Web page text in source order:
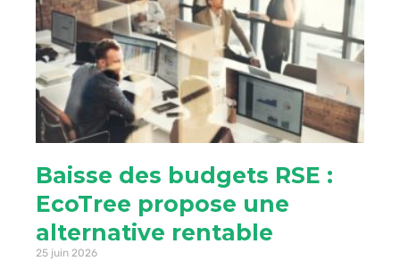
Baisse des budgets RSE :
EcoTree propose une
alternative rentable
25 juin 2026